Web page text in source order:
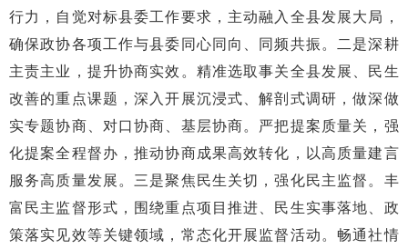
行力，自觉对标县委工作要求，主动融入全县发展大局，
确保政协各项工作与县委同心同向、同频共振。二是深耕
主责主业，提升协商实效。精准选取事关全县发展、民生
改善的重点课题，深入开展沉浸式、解剖式调研，做深做
实专题协商、对口协商、基层协商。严把提案质量关，强
化提案全程督办，推动协商成果高效转化，以高质量建言
服务高质量发展。三是聚焦民生关切，强化民主监督。丰
富民主监督形式，围绕重点项目推进、民生实事落地、政
策落实见效等关键领域，常态化开展监督活动。畅通社情